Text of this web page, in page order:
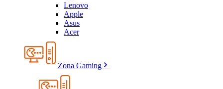
Lenovo
Apple
Asus
Acer
Zona Gaming